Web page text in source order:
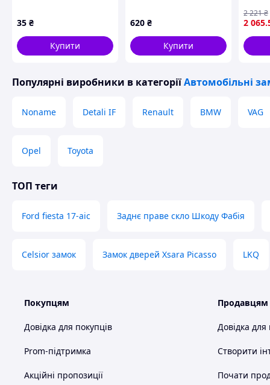
35 ₴
Купити
620 ₴
Купити
02.10-
09-
2 065
2 221₴
Популярні виробники в категоріїАвтомобільні
Noname Detali IF Renault BMW VAG
Opel Toyota
ТОП теги
Ford fiesta 17-aic Заднє праве скло Шкоду Фабія
Celsior замок Замок дверей Xsara Picasso LKQ
Покупцям
Довідка для покупців
Prom-підтримка
Акційні пропозиції
Продавцям
Довідка для
Створити
Почати